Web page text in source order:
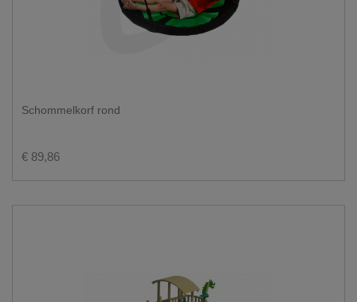
Schommelkorf rond
€ 89,86